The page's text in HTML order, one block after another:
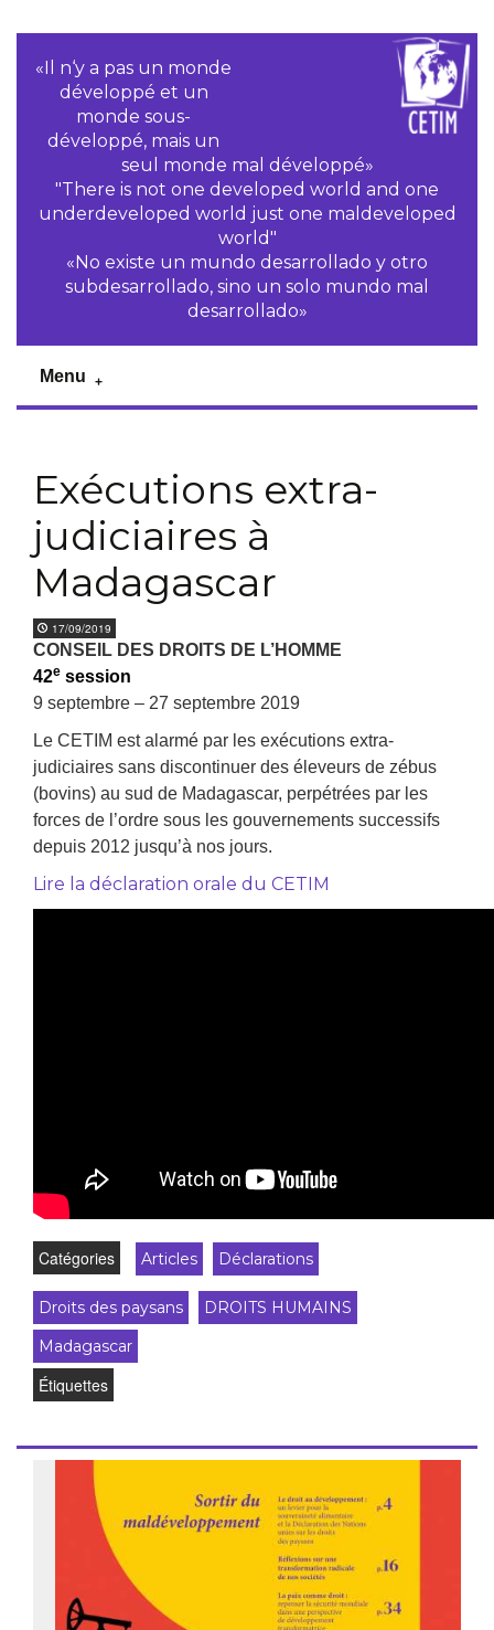
«Il n‘y a pas un monde
développé et un
monde sous-
développé, mais un
seul monde mal développé»
"There is not one developed world and one
underdeveloped world just one maldeveloped
world"
«No existe un mundo desarrollado y otro
subdesarrollado, sino un solo mundo mal
desarrollado»
Menu
Exécutions extra-
judiciaires à
Madagascar
17/09/2019
CONSEIL DES DROITS DE L’HOMME
42e session
9 septembre – 27 septembre 2019
Le CETIM est alarmé par les exécutions extra-
judiciaires sans discontinuer des éleveurs de zébus
(bovins) au sud de Madagascar, perpétrées par les
forces de l’ordre sous les gouvernements successifs
depuis 2012 jusqu’à nos jours.
Lire la déclaration orale du CETIM
Catégories Articles Déclarations
Droits des paysans
DROITS HUMAINS
Madagascar
Étiquettes